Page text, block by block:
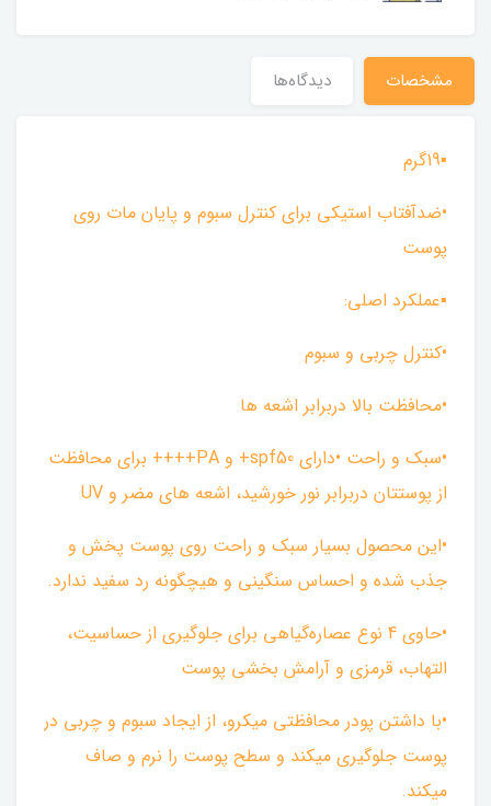
مشخصات دیدگاه‌ها
▪︎19گرم
•ضدآفتاب استیکی برای کنترل سبوم و پایان مات روی
پوست
▪︎عملکرد اصلی:
•کنترل چربی و سبوم
•محافظت بالا دربرابر اشعه ها
•سبک و راحت •دارای spf50+ و PA++++ برای محافظت
از پوستتان دربرابر نور خورشید، اشعه های مضر و UV
•این محصول بسیار سبک و راحت روی پوست پخش و
جذب شده و احساس سنگینی و هیچگونه رد سفید ندارد.
•حاوی 4 نوع عصاره‌گیاهی برای جلوگیری از حساسیت،
التهاب، قرمزی و آرامش بخشی پوست
•با داشتن پودر محافظتی میکرو، از ایجاد سبوم و چربی در
پوست جلوگیری میکند و سطح پوست را نرم و صاف
میکند.